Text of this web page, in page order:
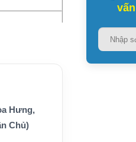
chính sách
Hưng,
Chủ)